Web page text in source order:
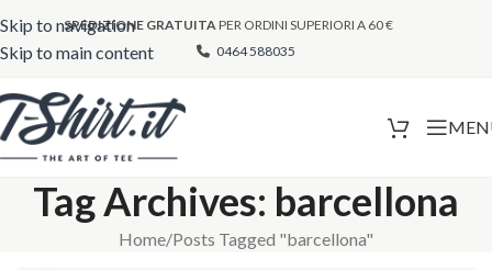
Skip to navigation
Skip to main content
SPEDIZIONE GRATUITAPER ORDINI SUPERIORI A 60 €
0464 588035
Tag Archives: barcellona
Home Posts Tagged "barcellona"